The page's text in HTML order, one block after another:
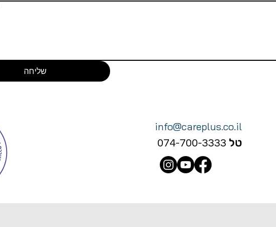
שליחה
info@careplus.co.il
טל